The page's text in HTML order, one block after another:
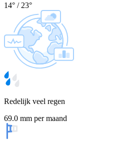
14° / 23°
Redelijk veel regen
69.0 mm per maand